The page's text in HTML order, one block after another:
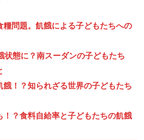
糧問題。飢餓による子どもたちへの
状態に？南スーダンの子どもたち
餓！？知られざる世界の子どもたち
！？食料自給率と子どもたちの飢餓